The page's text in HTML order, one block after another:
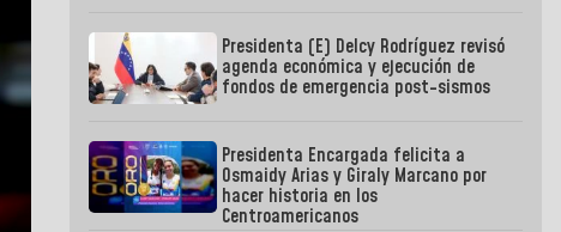
Presidenta (E) Delcy Rodríguez revisó
agenda económica y ejecución de
fondos de emergencia post-sismos
Presidenta Encargada felicita a
Osmaidy Arias y Giraly Marcano por
hacer historia en los
Centroamericanos